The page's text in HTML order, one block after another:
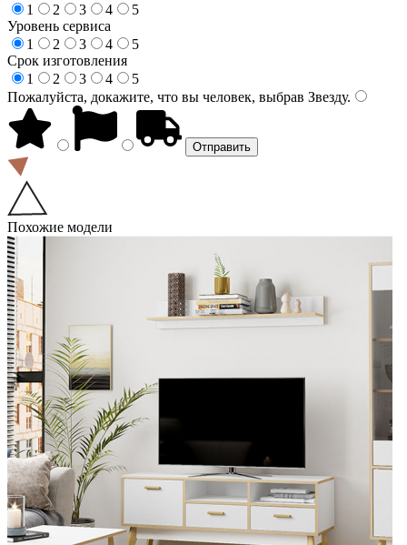
1
2 3 4
5
Уровень сервиса
1
2 3 4
5
Срок изготовления
1
2 3 4
5
Пожалуйста, докажите, что вы человек, выбрав Звезду.
Похожие модели